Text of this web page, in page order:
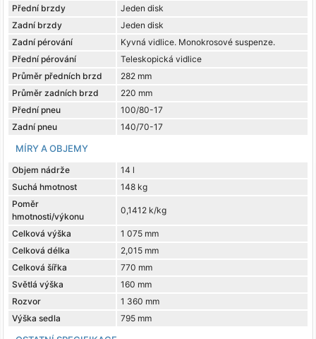
Přední brzdy
Jeden disk
Zadní brzdy
Jeden disk
Zadní pérování
Kyvná vidlice. Monokrosové suspenze.
Přední pérování
Teleskopická vidlice
Průměr předních brzd
282 mm
Průměr zadních brzd
220 mm
Přední pneu
100/80-17
Zadní pneu
140/70-17
MÍRY A OBJEMY
Objem nádrže
14 l
Suchá hmotnost
148 kg
Poměr
hmotnosti/výkonu
0,1412 k/kg
Celková výška
1 075 mm
Celková délka
2,015 mm
Celková šířka
770 mm
Světlá výška
160 mm
Rozvor
1 360 mm
Výška sedla
795 mm